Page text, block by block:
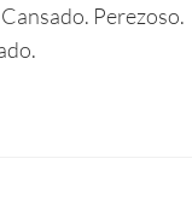
Perezoso.